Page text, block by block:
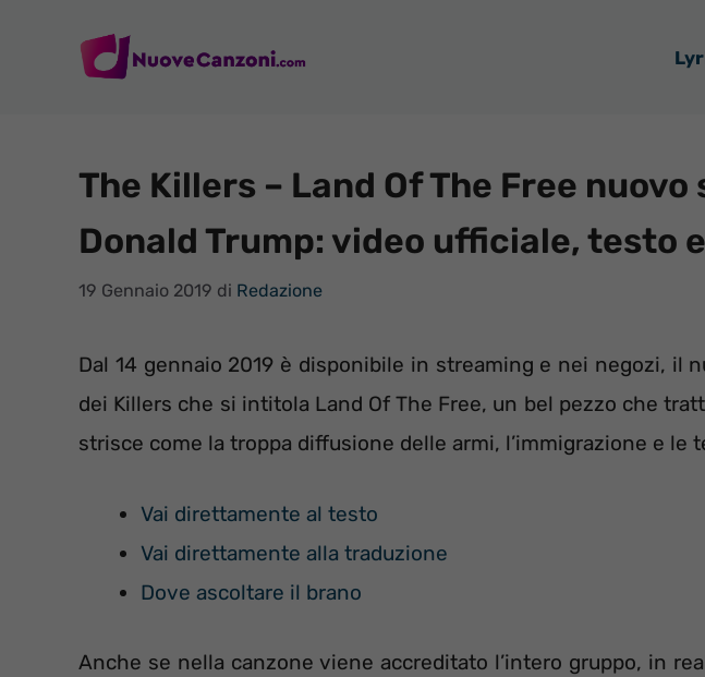
The Killers – Land Of The Free
Donald Trump: video ufficiale, testo
19 Gennaio 2019 di Redazione
Dal 14 gennaio 2019 è disponibile in streaming e nei negozi, il
dei Killers che si intitola Land Of The Free, un bel pezzo che
strisce come la troppa diffusione delle armi, l’immigrazione e le
Vai direttamente al testo
Vai direttamente alla traduzione
Dove ascoltare il brano
Anche se nella canzone viene accreditato l’intero gruppo, in